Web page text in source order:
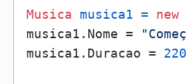
Musica musica1 = new
musica1.Nome =
musica1.Duracao = 220